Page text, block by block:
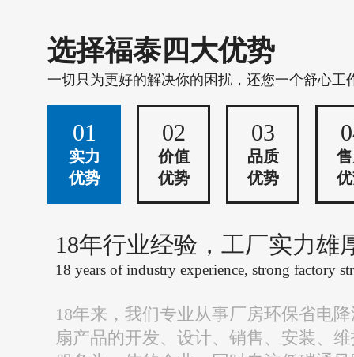
选择福泰四大优势
一切只为更好的解决你的困扰，还您一个舒心工
01
实力
优势
02
价值
优势
03
品质
优势
18年行业经验，工厂实力雄
18 years of industry experience, strong factory
18年来，我们专业从事厂房环保省电
扇产品的开发、设计、销售、安装、